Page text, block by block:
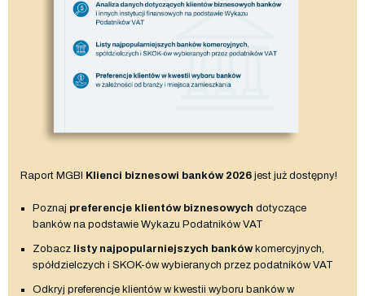
Raport MGBI Klienci biznesowi banków 2026 jest już dostępny!
Poznaj preferencje klientów biznesowych dotyczące
banków na podstawie Wykazu Podatników VAT
Zobacz listy najpopularniejszych bankówkomercyjnych,
spółdzielczych i SKOK-ów wybieranych przez podatników VAT
Odkryj preferencje klientów w kwestii wyboru banków w